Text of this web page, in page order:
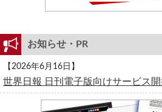
お知らせ・PR
【2026年6月16日】
世界日報 日刊電子版向けサービス